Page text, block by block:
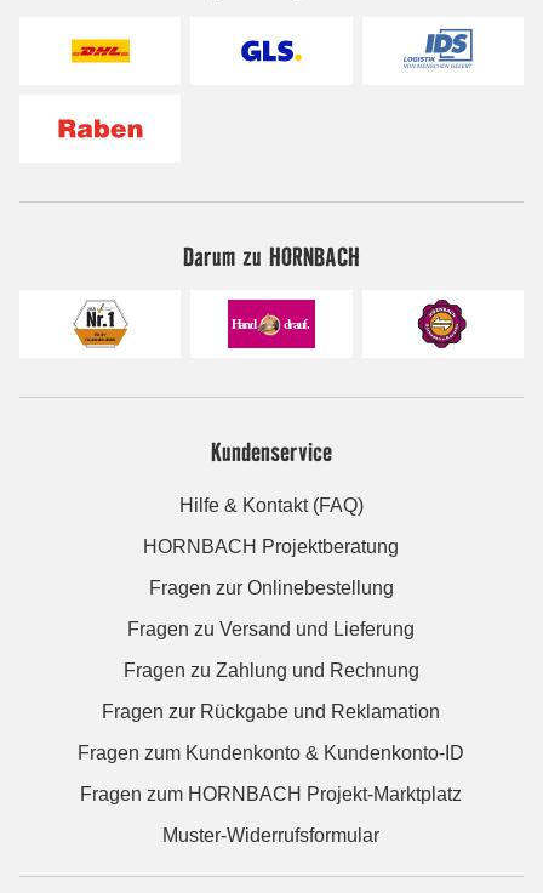
Darum zu HORNBACH
Kundenservice
Hilfe & Kontakt (FAQ)
HORNBACH Projektberatung
Fragen zur Onlinebestellung
Fragen zu Versand und Lieferung
Fragen zu Zahlung und Rechnung
Fragen zur Rückgabe und Reklamation
Fragen zum Kundenkonto & Kundenkonto-ID
Fragen zum HORNBACH Projekt-Marktplatz
Muster-Widerrufsformular